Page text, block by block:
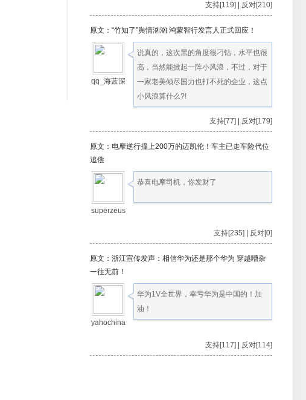
支持[119] 反对[210]
原文：“竹知了”舆情汹汹 鸿蒙智行发言人正式回应！
qq_海蓝深
说真的，这次黑的角度很刁钻，水平也很
高，当然能掀起一阵小风浪，不过，对于
一家老美倾尽国力也打不死的企业，这点
小风浪算什么?!
支持[77] 反对[179]
原文：电摩逆行撞上200万的迈凯伦！车主已走车险代位
追偿
superzeus
恭喜电摩司机，你发财了
支持[235] 反对[0]
原文：浙江宣传发声：相信华为还是那个华为 穿越嘈杂
一往无前！
yahochina
华为1V全世界，幸亏华为是中国的！加
油！
支持[117] 反对[114]